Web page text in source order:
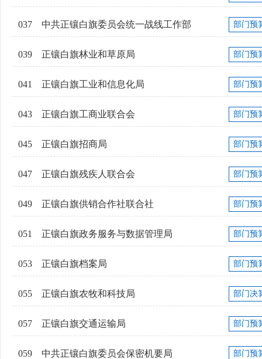
037 中共正镶白旗委员会统一战线工作部 部门预
039 正镶白旗林业和草原局 部门预
041 正镶白旗工业和信息化局 部门预
043 正镶白旗工商业联合会 部门预
045 正镶白旗招商局 部门预
047 正镶白旗残疾人联合会 部门预
049 正镶白旗供销合作社联合社 部门预
051 正镶白旗政务服务与数据管理局 部门预
053 正镶白旗档案局 部门预
055 正镶白旗农牧和科技局 部门决
057 正镶白旗交通运输局 部门预
059 中共正镶白旗委员会保密机要局 部门预